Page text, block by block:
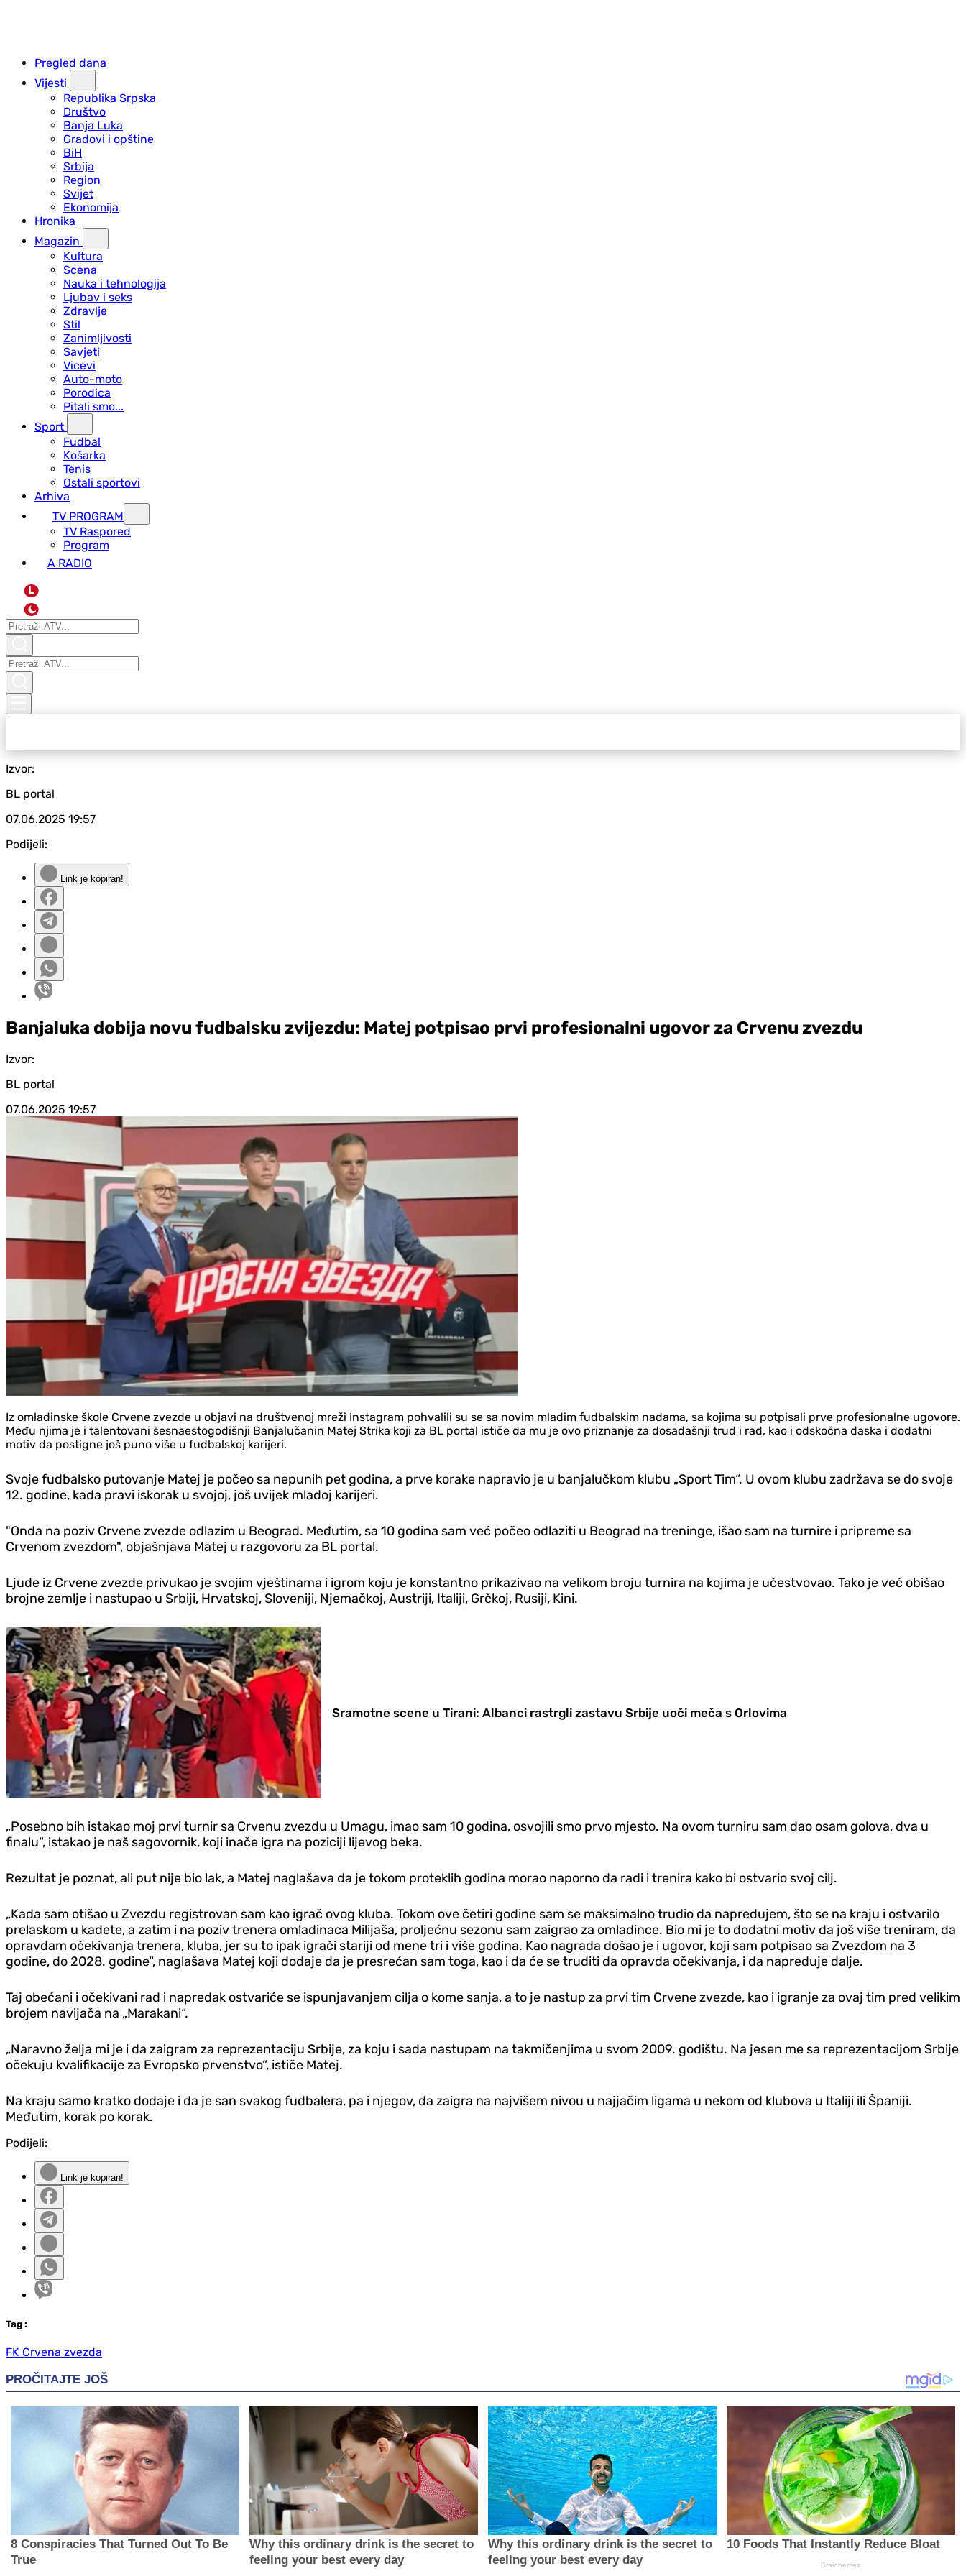
Pregled dana
Vijesti
Republika Srpska
Društvo
Banja Luka
Gradovi i opštine
BiH
Srbija
Region
Svijet
Ekonomija
Hronika
Magazin
Kultura
Scena
Nauka i tehnologija
Ljubav i seks
Zdravlje
Stil
Zanimljivosti
Savjeti
Vicevi
Auto-moto
Porodica
Pitali smo...
Sport
Fudbal
Košarka
Tenis
Ostali sportovi
Arhiva
TV PROGRAM
ТV Raspored
Program
A RADIO
L
Izvor:
BL portal
07.06.2025 19:57
Podijeli:
Link je kopiran!
Banjaluka dobija novu fudbalsku zvijezdu: Matej potpisao prvi profesionalni ugovor za Crvenu zvezdu
Izvor:
BL portal
07.06.2025 19:57
Iz omladinske škole Crvene zvezde u objavi na društvenoj mreži Instagram pohvalili su se sa novim mladim fudbalskim nadama, sa kojima su potpisali prve profesionalne ugovore.
Među njima je i talentovani šesnaestogodišnji Banjalučanin Matej Strika koji za BL portal ističe da mu je ovo priznanje za dosadašnji trud i rad, kao i odskočna daska i dodatni
motiv da postigne još puno više u fudbalskoj karijeri.
Svoje fudbalsko putovanje Matej je počeo sa nepunih pet godina, a prve korake napravio je u banjalučkom klubu „Sport Tim“. U ovom klubu zadržava se do svoje
12. godine, kada pravi iskorak u svojoj, još uvijek mladoj karijeri.
"Onda na poziv Crvene zvezde odlazim u Beograd. Međutim, sa 10 godina sam već počeo odlaziti u Beograd na treninge, išao sam na turnire i pripreme sa
Crvenom zvezdom", objašnjava Matej u razgovoru za BL portal.
Ljude iz Crvene zvezde privukao je svojim vještinama i igrom koju je konstantno prikazivao na velikom broju turnira na kojima je učestvovao. Tako je već obišao
brojne zemlje i nastupao u Srbiji, Hrvatskoj, Sloveniji, Njemačkoj, Austriji, Italiji, Grčkoj, Rusiji, Kini.
Sramotne scene u Tirani: Albanci rastrgli zastavu Srbije uoči meča s Orlovima
„Posebno bih istakao moj prvi turnir sa Crvenu zvezdu u Umagu, imao sam 10 godina, osvojili smo prvo mjesto. Na ovom turniru sam dao osam golova, dva u
finalu“, istakao je naš sagovornik, koji inače igra na poziciji lijevog beka.
Rezultat je poznat, ali put nije bio lak, a Matej naglašava da je tokom proteklih godina morao naporno da radi i trenira kako bi ostvario svoj cilj.
„Kada sam otišao u Zvezdu registrovan sam kao igrač ovog kluba. Tokom ove četiri godine sam se maksimalno trudio da napredujem, što se na kraju i ostvarilo
prelaskom u kadete, a zatim i na poziv trenera omladinaca Milijaša, proljećnu sezonu sam zaigrao za omladince. Bio mi je to dodatni motiv da još više treniram, da
opravdam očekivanja trenera, kluba, jer su to ipak igrači stariji od mene tri i više godina. Kao nagrada došao je i ugovor, koji sam potpisao sa Zvezdom na 3
godine, do 2028. godine“, naglašava Matej koji dodaje da je presrećan sam toga, kao i da će se truditi da opravda očekivanja, i da napreduje dalje.
Taj obećani i očekivani rad i napredak ostvariće se ispunjavanjem cilja o kome sanja, a to je nastup za prvi tim Crvene zvezde, kao i igranje za ovaj tim pred velikim
brojem navijača na „Marakani“.
„Naravno želja mi je i da zaigram za reprezentaciju Srbije, za koju i sada nastupam na takmičenjima u svom 2009. godištu. Na jesen me sa reprezentacijom Srbije
očekuju kvalifikacije za Evropsko prvenstvo“, ističe Matej.
Na kraju samo kratko dodaje i da je san svakog fudbalera, pa i njegov, da zaigra na najvišem nivou u najjačim ligama u nekom od klubova u Italiji ili Španiji.
Međutim, korak po korak.
Podijeli:
Link je kopiran!
Tag :
FK Crvena zvezda